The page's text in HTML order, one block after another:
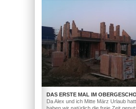
DAS ERSTE MAL IM
Da Alex und ich Mitte März Urlaub